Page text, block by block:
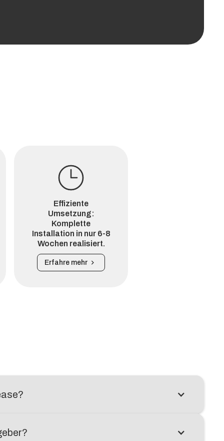
Effiziente
Umsetzung:
Komplette
Installation in nur 6-8
Wochen realisiert.
Erfahre mehr